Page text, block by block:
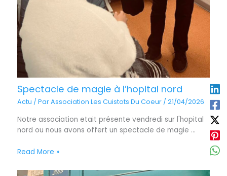
Spectacle de magie à l’hopital nord
Actu / ParAssociation Les Cuistots Du Coeur /21/04/2026
Notre association etait présente vendredi sur l'hopital
nord ou nous avons offert un spectacle de magie ...
Read More »